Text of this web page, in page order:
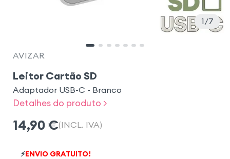
1 7
AVIZAR
Leitor Cartão SD
Adaptador USB-C - Branco
Detalhes do produto >
14,90 €(INCL. IVA)
⚡ENVIO GRATUITO!